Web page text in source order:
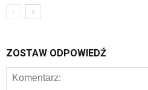
ZOSTAW ODPOWIEDŹ